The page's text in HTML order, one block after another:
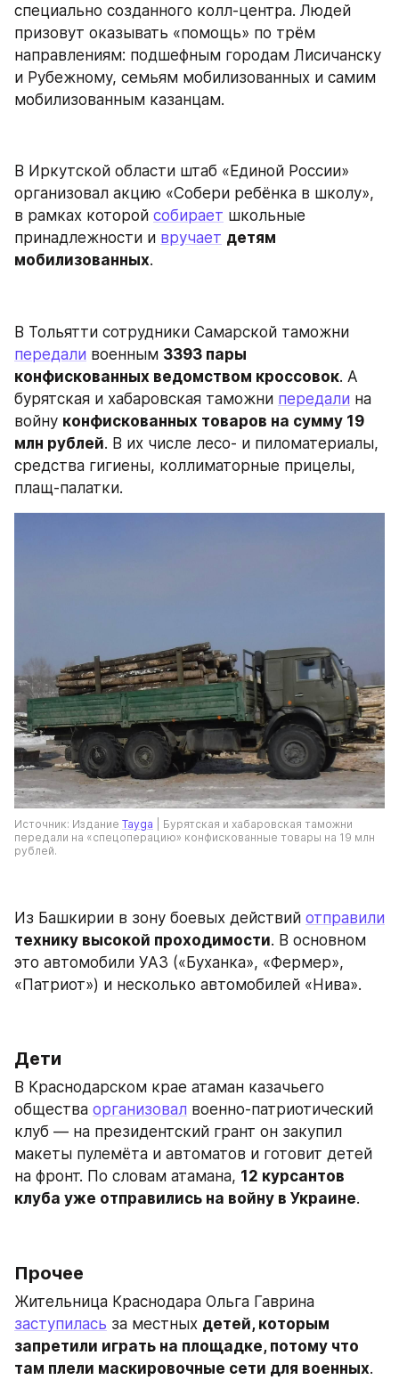
специально созданного колл-центра. Людей
призовут оказывать «помощь» по трём
направлениям: подшефным городам Лисичанску
и Рубежному, семьям мобилизованных и самим
мобилизованным казанцам.
В Иркутской области штаб «Единой России»
организовал акцию «Собери ребёнка в школу»,
в рамках которой собирает школьные
принадлежности и вручает детям
мобилизованных.
передали военным 3393 пары
конфискованных ведомством кроссовок. А
бурятская и хабаровская таможни передали на
войну конфискованных товаров на сумму 19
млн рублей. В их числе лесо- и пиломатериалы,
средства гигиены, коллиматорные прицелы,
плащ-палатки.
Источник: Издание Tayga | Бурятская и хабаровская таможни
передали на «спецоперацию» конфискованные товары на 19 млн
рублей.
Из Башкирии в зону боевых действий отправили
технику высокой проходимости. В основном
это автомобили УАЗ («Буханка», «Фермер»,
«Патриот») и несколько автомобилей «Нива».
Дети
В Краснодарском крае атаман казачьего
общества организовал военно-патриотический
клуб — на президентский грант он закупил
макеты пулемёта и автоматов и готовит детей
на фронт. По словам атамана, 12 курсантов
клуба уже отправились на войну в Украине.
Прочее
заступилась за местных детей, которым
запретили играть на площадке, потому что
там плели маскировочные сети для военных.